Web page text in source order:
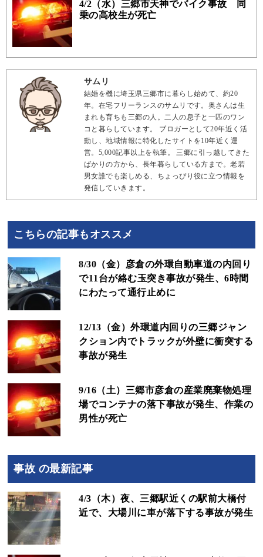
4/2（水）三郷市天神でバイク事故 同
乗の高校生が死亡
サムリ
結婚を機に埼玉県三郷市に暮らし始めて、約20
年。在宅フリーランスのサムリです。奥さんは生
まれも育ちも三郷の人。二人の息子と一匹のワン
コと暮らしています。 ブロガーとして20年近く活
動し、地域情報に特化したサイトを10年近く運
営。5,000記事以上を執筆。 三郷に引っ越してきた
ばかりの方から、長年暮らしている方まで。老若
男女誰でも楽しめる、ちょっぴり役に立つ情報を
発信していきます。
こちらの記事もオススメ
8/30（金）彦倉の外環自動車道の内回り
で11台が絡む玉突き事故が発生、6時間
にわたって通行止めに
12/13（金）外環道内回りの三郷ジャン
クション内でトラックが外壁に衝突する
事故が発生
9/16（土）三郷市彦倉の産業廃棄物処理
場でコンテナの落下事故が発生、作業の
男性が死亡
事故 の最新記事
4/3（木）夜、三郷駅近くの駅前大橋付
近で、大場川に車が落下する事故が発生